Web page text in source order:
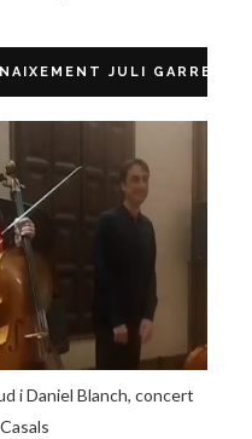
JULI GARRETA
i Daniel Blanch, concert